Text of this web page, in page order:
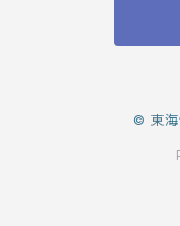
© 東海